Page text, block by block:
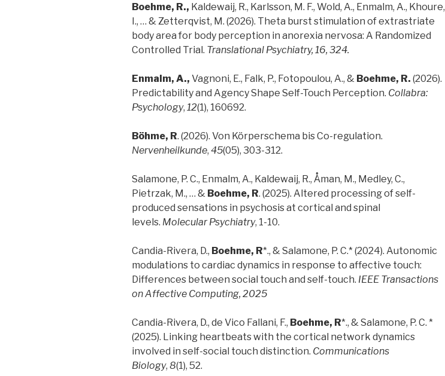
Boehme, R., Kaldewaij, R., Karlsson, M. F., Wold, A., Enmalm, A., Khoure,
I., … & Zetterqvist, M. (2026). Theta burst stimulation of extrastriate
body area for body perception in anorexia nervosa: A Randomized
Controlled Trial. Translational Psychiatry, 16, 324.
Enmalm, A., Vagnoni, E., Falk, P., Fotopoulou, A., & Boehme, R. (2026).
Predictability and Agency Shape Self-Touch Perception. Collabra:
Psychology, 12(1), 160692.
Böhme, R. (2026). Von Körperschema bis Co-regulation.
Nervenheilkunde, 45(05), 303-312.
Salamone, P. C., Enmalm, A., Kaldewaij, R., Åman, M., Medley, C.,
Pietrzak, M., … & Boehme, R. (2025). Altered processing of self-
produced sensations in psychosis at cortical and spinal
levels. Molecular Psychiatry, 1-10.
Candia-Rivera, D., Boehme, R*., & Salamone, P. C.* (2024). Autonomic
modulations to cardiac dynamics in response to affective touch:
Differences between social touch and self-touch. IEEE Transactions
on Affective Computing, 2025
Candia-Rivera, D., de Vico Fallani, F., Boehme, R*., & Salamone, P. C. *
(2025). Linking heartbeats with the cortical network dynamics
involved in self-social touch distinction. Communications
Biology, 8(1), 52.